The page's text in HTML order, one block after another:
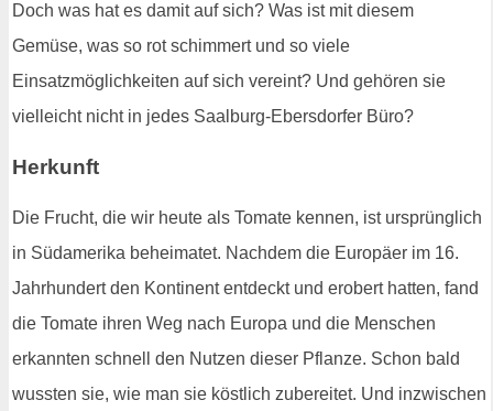
Doch was hat es damit auf sich? Was ist mit diesem
Gemüse, was so rot schimmert und so viele
Einsatzmöglichkeiten auf sich vereint? Und gehören sie
vielleicht nicht in jedes Saalburg-Ebersdorfer Büro?
Herkunft
Die Frucht, die wir heute als Tomate kennen, ist ursprünglich
in Südamerika beheimatet. Nachdem die Europäer im 16.
Jahrhundert den Kontinent entdeckt und erobert hatten, fand
die Tomate ihren Weg nach Europa und die Menschen
erkannten schnell den Nutzen dieser Pflanze. Schon bald
wussten sie, wie man sie köstlich zubereitet. Und inzwischen